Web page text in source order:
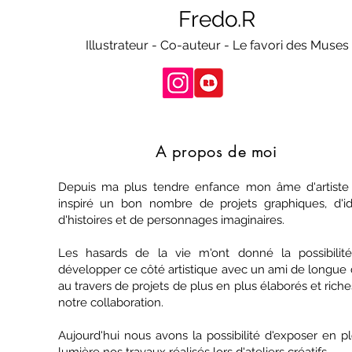
Fredo.R
Illustrateur - Co-auteur - Le favori des Muses
A propos de moi
Depuis ma plus tendre enfance mon âme
inspiré un bon nombre de projets graphiques,
d'histoires et de personnages imaginaires.
Les hasards de la vie m'ont donné la
développer ce côté artistique avec un ami de longue
au travers de projets de plus en plus élaborés et
notre collaboration.
Aujourd'hui nous avons la possibilité d'exposer en